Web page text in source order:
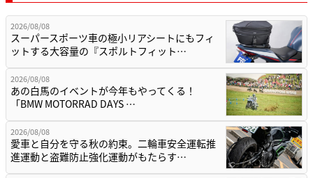
2026/08/08
スーパースポーツ車の極小リアシートにもフィ
ットする大容量の『スポルトフィット…
2026/08/08
あの白馬のイベントが今年もやってくる！
「BMW MOTORRAD DAYS …
2026/08/08
愛車と自分を守る秋の約束。二輪車安全運転推
進運動と盗難防止強化運動がもたらす…